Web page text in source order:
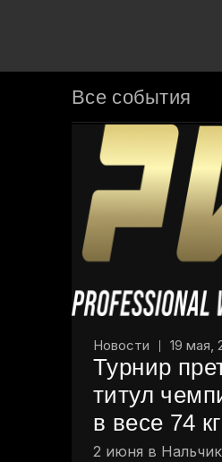
Новости 19 мая,
Турнир
титул
в весе 74 кг
2 июня в